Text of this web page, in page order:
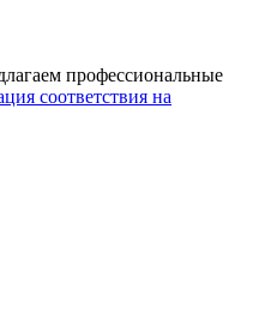
профессиональные
соответствия на